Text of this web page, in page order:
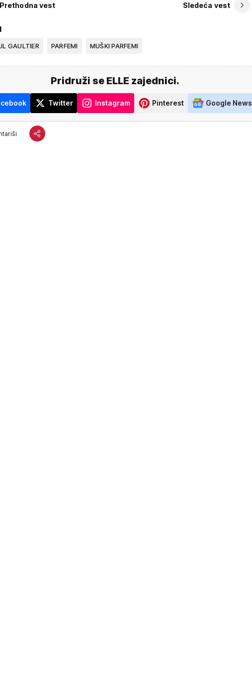
Prethodna vest Sledeća vest
GAULTIER PARFEMI MUŠKI PARFEMI
Pridruži se ELLE zajednici.
Twitter Instagram Pinterest Google News